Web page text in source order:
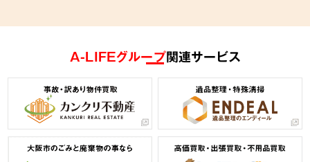
A-LIFEグループ関連サービス